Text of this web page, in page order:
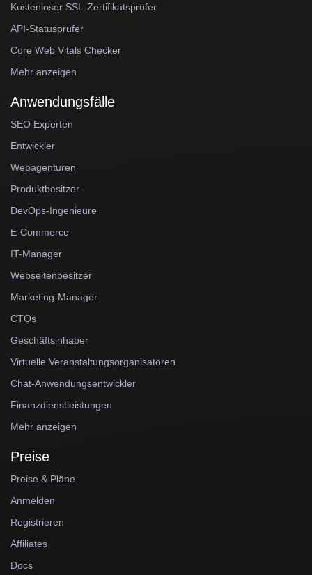
Kostenloser SSL-Zertifikatsprüfer
API-Statusprüfer
Core Web Vitals Checker
Mehr anzeigen
Anwendungsfälle
SEO Experten
Entwickler
Webagenturen
Produktbesitzer
DevOps-Ingenieure
E-Commerce
IT-Manager
Webseitenbesitzer
Marketing-Manager
CTOs
Geschäftsinhaber
Virtuelle Veranstaltungsorganisatoren
Chat-Anwendungsentwickler
Finanzdienstleistungen
Mehr anzeigen
Preise
Preise & Pläne
Anmelden
Registrieren
Affiliates
Docs